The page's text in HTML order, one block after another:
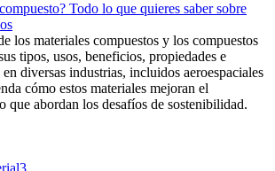
Todo lo que quieres saber sobre
los materiales compuestos y los compuestos
tipos, usos, beneficios, propiedades e
diversas industrias, incluidos aeroespaciales
cómo estos materiales mejoran el
que abordan los desafíos de sostenibilidad.